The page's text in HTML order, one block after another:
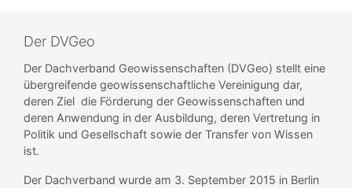
Der DVGeo
Der Dachverband Geowissenschaften (DVGeo) stellt eine
übergreifende geowissenschaftliche Vereinigung dar,
deren Ziel die Förderung der Geowissenschaften und
deren Anwendung in der Ausbildung, deren Vertretung in
Politik und Gesellschaft sowie der Transfer von Wissen
ist.
Der Dachverband wurde am 3. September 2015 in Berlin